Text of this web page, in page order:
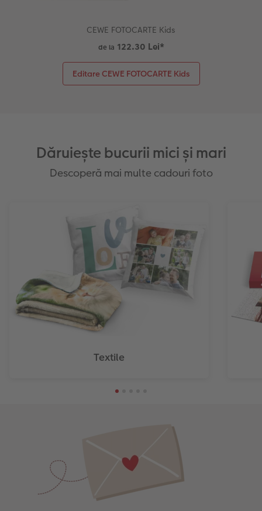
CEWE FOTOCARTE Kids
de la 122.30 Lei*
Editare CEWE FOTOCARTE Kids
Dăruiește bucurii mici și mari
Descoperă mai multe cadouri foto
Textile